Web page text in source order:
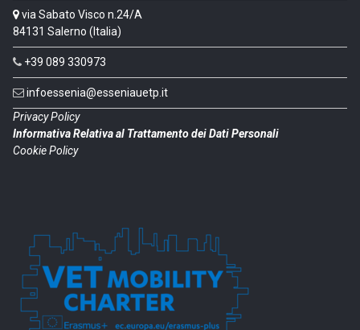
via Sabato Visco n.24/A
84131 Salerno (Italia)
+39 089 330973
infoessenia@esseniauetp.it
Privacy Policy
Informativa Relativa al Trattamento dei Dati Personali
Cookie Policy